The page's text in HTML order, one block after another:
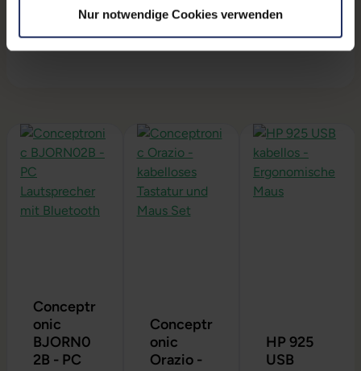
Nur notwendige Cookies verwenden
Produktgalerie überspringen
Conceptr
onic
BJORN0
2B - PC
Conceptr
onic
Orazio -
HP 925
USB